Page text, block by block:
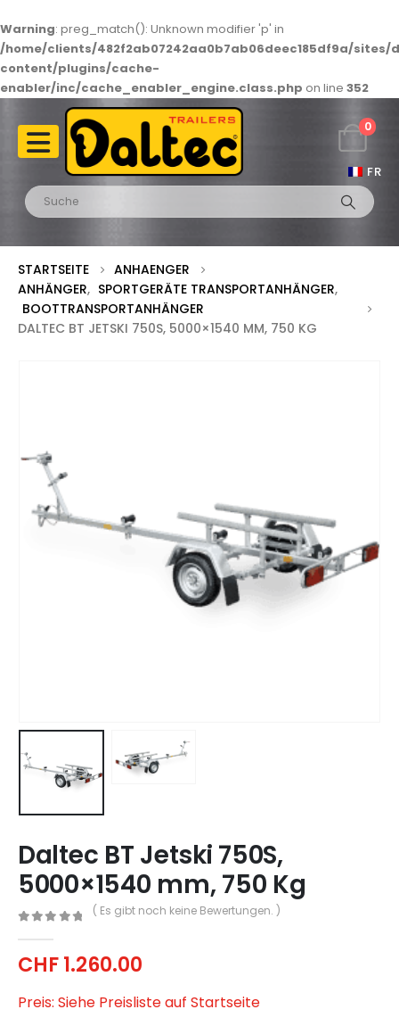
Warning: preg_match(): Unknown modifier 'p' in
/home/clients/482f2ab07242aa0b7ab06deec185df9a/
content/plugins/cache-
enabler/inc/cache_enabler_engine.class.php on line 352
FR
0
STARTSEITE
ANHAENGER
ANHÄNGER, SPORTGERÄTE TRANSPORTANHÄNGER,
BOOTTRANSPORTANHÄNGER
DALTEC BT JETSKI 750S, 5000×1540 MM, 750 KG
Daltec BT Jetski 750S,
5000×1540 mm, 750 Kg
( Es gibt noch keine Bewertungen. )
CHF1.260.00
Preis: Siehe Preisliste auf Startseite